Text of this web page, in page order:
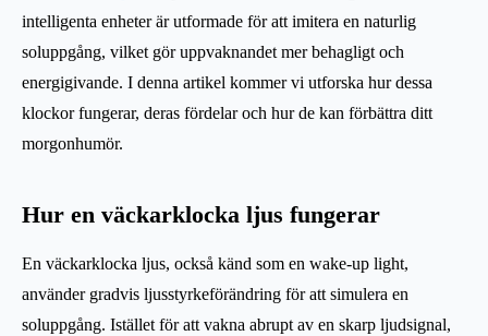
intelligenta enheter är utformade för att imitera en naturlig
soluppgång, vilket gör uppvaknandet mer behagligt och
energigivande. I denna artikel kommer vi utforska hur dessa
klockor fungerar, deras fördelar och hur de kan förbättra ditt
morgonhumör.
Hur en väckarklocka ljus fungerar
En väckarklocka ljus, också känd som en wake-up light,
använder gradvis ljusstyrkeförändring för att simulera en
soluppgång. Istället för att vakna abrupt av en skarp ljudsignal,